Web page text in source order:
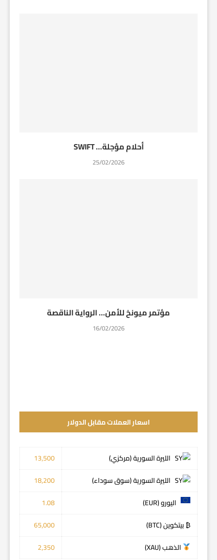
أحلام مؤجلة… SWIFT
25/02/2026
مؤتمر ميونخ للأمن… الرواية الناقصة
16/02/2026
اسعار العملات مقابل الدولار
الليرة السورية (مركزي)
13,500
الليرة السورية (سوق سوداء)
18,200
اليورو (EUR)
1.08
₿ بيتكوين (BTC)
65,000
الذهب (XAU)
2,350